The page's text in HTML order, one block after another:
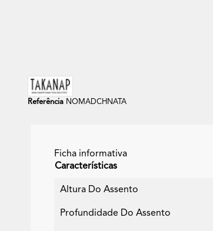
Referência NOMADCHNATA
Ficha informativa
Características
Altura Do Assento
Profundidade Do Assento